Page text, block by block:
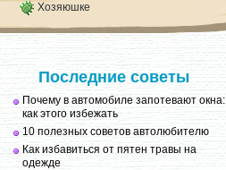
Хозяюшке
Последние советы
Почему в автомобиле запотевают окна:
как этого избежать
10 полезных советов автолюбителю
Как избавиться от пятен травы на
одежде